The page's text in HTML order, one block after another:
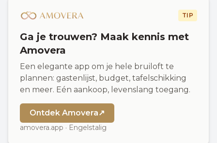
TIP
Ga je trouwen? Maak kennis met
Amovera
Een elegante app om je hele bruiloft te
plannen: gastenlijst, budget, tafelschikking
en meer. Eén aankoop, levenslang toegang.
Ontdek Amovera↗
amovera.app · Engelstalig